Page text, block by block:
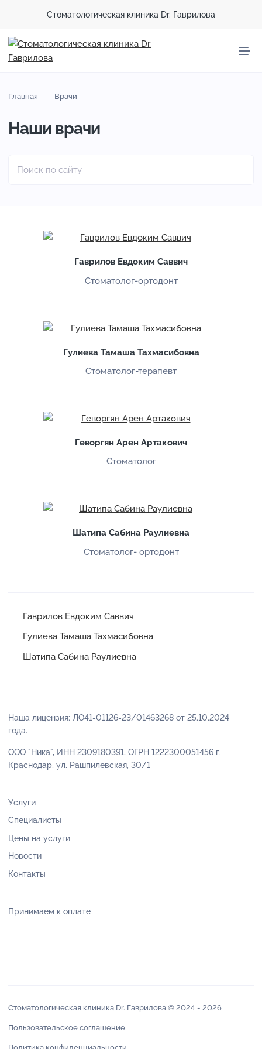
Стоматологическая клиника Dr. Гаврилова
Главная Врачи
Наши врачи
Гаврилов Евдоким Саввич
Стоматолог-ортодонт
Гулиева Тамаша Тахмасибовна
Стоматолог-терапевт
Геворгян Арен Артакович
Стоматолог
Шатипа Сабина Раулиевна
Стоматолог- ортодонт
Гаврилов Евдоким Саввич
Гулиева Тамаша Тахмасибовна
Шатипа Сабина Раулиевна
Наша лицензия: ЛО41-01126-23/01463268 от 25.10.2024
года.
ООО "Ника", ИНН 2309180391, ОГРН 1222300051456 г.
Краснодар, ул. Рашпилевская, 30/1
Услуги
Специалисты
Цены на услуги
Новости
Контакты
Принимаем к оплате
Стоматологическая клиника Dr. Гаврилова © 2024 - 2026
Пользовательское соглашение